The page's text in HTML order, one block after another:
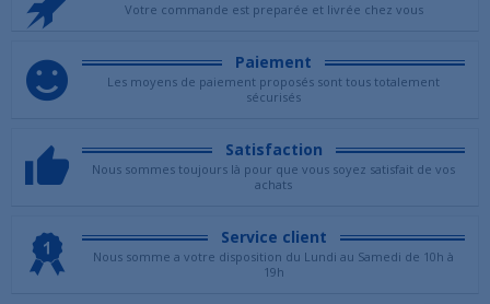
Votre commande est preparée et livrée chez vous
Paiement
Les moyens de paiement proposés sont tous totalement
sécurisés
Satisfaction
Nous sommes toujours là pour que vous soyez satisfait de vos
achats
Service client
Nous somme a votre disposition du Lundi au Samedi de 10h à
19h